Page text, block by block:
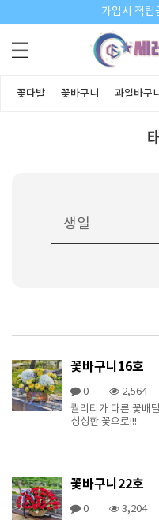
가입시 적
꽃다발 꽃바구니 과일바구니
꽃바구니16호
0
2,564
퀄리티가 다른 꽃배
싱싱한 꽃으로!!!
꽃바구니22호
0
3,204